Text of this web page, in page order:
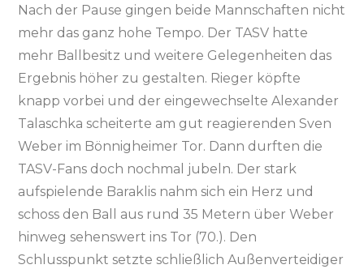
Nach der Pause gingen beide Mannschaften nicht
mehr das ganz hohe Tempo. Der TASV hatte
mehr Ballbesitz und weitere Gelegenheiten das
Ergebnis höher zu gestalten. Rieger köpfte
knapp vorbei und der eingewechselte Alexander
Talaschka scheiterte am gut reagierenden Sven
Weber im Bönnigheimer Tor. Dann durften die
TASV-Fans doch nochmal jubeln. Der stark
aufspielende Baraklis nahm sich ein Herz und
schoss den Ball aus rund 35 Metern über Weber
hinweg sehenswert ins Tor (70.). Den
Schlusspunkt setzte schließlich Außenverteidiger